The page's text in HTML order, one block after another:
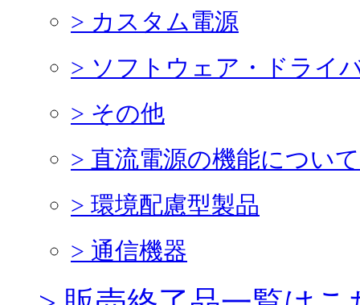
> カスタム電源
> ソフトウェア・ドライ
> その他
> 直流電源の機能について
> 環境配慮型製品
> 通信機器